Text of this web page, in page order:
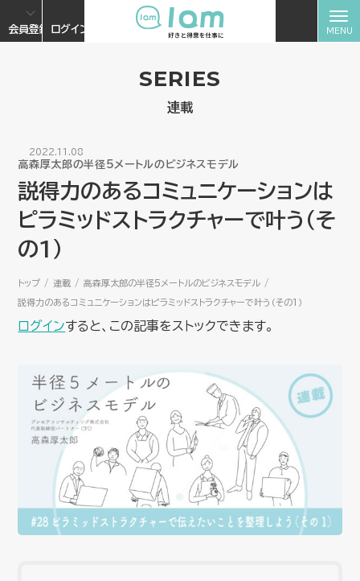
会員登録 ログイン
SERIES
連載
2022.11.08
高森厚太郎の半径5メートルのビジネスモデル
説得力のあるコミュニケーションは
ピラミッドストラクチャーで叶う（そ
の1）
トップ 連載 高森厚太郎の半径5メートルのビジネスモデル
説得力のあるコミュニケーションはピラミッドストラクチャーで叶う（その1）
ログインすると、この記事をストックできます。